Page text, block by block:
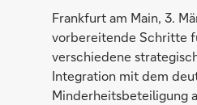
Frankfurt am Main, 3.
vorbereitende Schritte
verschiedene
Integration mit dem
Minderheitsbeteiligung